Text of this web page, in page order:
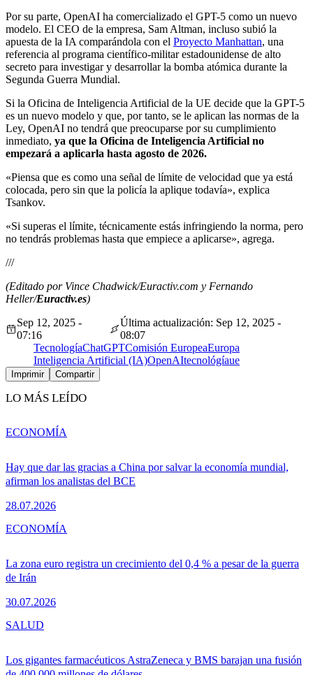
Por su parte, OpenAI ha comercializado el GPT-5 como un nuevo
modelo. El CEO de la empresa, Sam Altman, incluso subió la
apuesta de la IA comparándola con el Proyecto Manhattan, una
referencia al programa científico-militar estadounidense de alto
secreto para investigar y desarrollar la bomba atómica durante la
Segunda Guerra Mundial.
Si la Oficina de Inteligencia Artificial de la UE decide que la GPT-5
es un nuevo modelo y que, por tanto, se le aplican las normas de la
Ley, OpenAI no tendrá que preocuparse por su cumplimiento
inmediato, ya que la Oficina de Inteligencia Artificial no
empezará a aplicarla hasta agosto de 2026.
«Piensa que es como una señal de límite de velocidad que ya está
colocada, pero sin que la policía la aplique todavía», explica
Tsankov.
«Si superas el límite, técnicamente estás infringiendo la norma, pero
no tendrás problemas hasta que empiece a aplicarse», agrega.
///
(Editado por Vince Chadwick/Euractiv.com y Fernando
Heller/Euractiv.es)
Sep 12, 2025 -
07:16
Última actualización: Sep 12, 2025 -
08:07
TecnologíaChatGPTComisión EuropeaEuropa
Inteligencia Artificial (IA)OpenAItecnológíaue
Imprimir Compartir
LO MÁS LEÍDO
Hay que dar las gracias a China por salvar la economía mundial,
afirman los analistas del BCE
28.07.2026
ECONOMÍA
La zona euro registra un crecimiento del 0,4 % a pesar de la guerra
de Irán
30.07.2026
ECONOMÍA
Los gigantes farmacéuticos AstraZeneca y BMS barajan una fusión
SALUD